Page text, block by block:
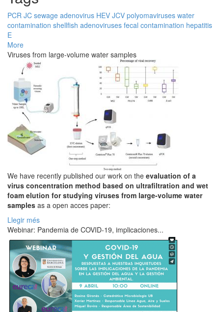
PCR JC sewage adenovirus HEV JCV polyomaviruses water
contamination shellfish adenoviruses fecal contamination hepatitis
E
More
Viruses from large-volume water samples
We have recently published our work on the evaluation of a
virus concentration method based on ultrafiltration and wet
foam elution for studying viruses from large-volume water
samples as a open acces paper:
Llegir més
Webinar: Pandemia de COVID-19, implicaciones...